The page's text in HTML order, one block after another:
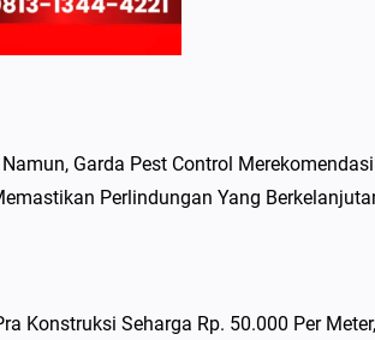
Garda Pest Control
Perlindungan Yang
Konstruksi Seharga Rp. 50.000 Per Meter,